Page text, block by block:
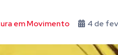
em Movimento 4 de